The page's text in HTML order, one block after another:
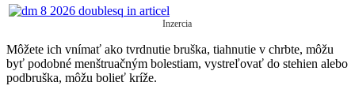
Inzercia
Môžete ich vnímať ako tvrdnutie bruška, tiahnutie v chrbte, môžu
byť podobné menštruačným bolestiam, vystreľovať do stehien alebo
podbruška, môžu bolieť kríže.